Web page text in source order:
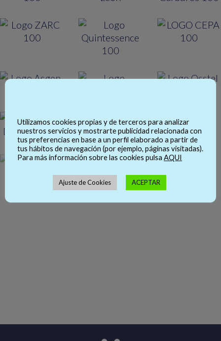
Utilizamos cookies propias y de terceros para analizar
nuestros servicios y mostrarte publicidad relacionada con
tus preferencias en base a un perfil elaborado a partir de
tus hábitos de navegación (por ejemplo, páginas visitadas).
Para más información sobre las cookies pulsa AQUI
Ajuste de Cookies ACEPTAR